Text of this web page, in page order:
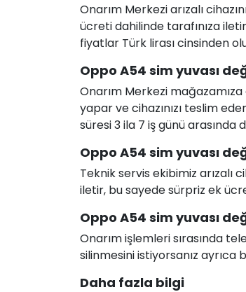
Onarım Merkezi arızalı
ücreti dahilinde tarafınıza
fiyatlar Türk lirası cinsinden
Oppo A54 sim yuvası
Onarım Merkezi
yapar ve cihazınızı teslim
süresi 3 ila 7 iş günü arasında
Oppo A54 sim yuvası
Teknik servis ekibimiz arızalı
iletir, bu sayede sürpriz ek
Oppo A54 sim yuvası
Onarım işlemleri sırasında
silinmesini istiyorsanız ayrıca
Daha fazla bilgi